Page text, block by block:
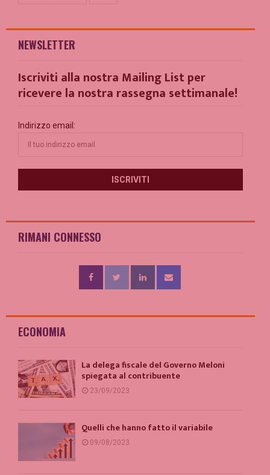
NEWSLETTER
Iscriviti alla nostra Mailing List per
ricevere la nostra rassegna settimanale!
Indirizzo email:
RIMANI CONNESSO
ECONOMIA
La delega fiscale del Governo Meloni
spiegata al contribuente
23/09/2023
Quelli che hanno fatto il variabile
09/08/2023